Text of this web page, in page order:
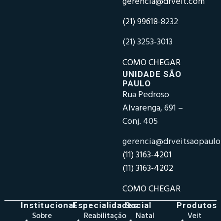
(21) 99618-8232
(21) 3253-3013
COMO CHEGAR
UNIDADE SÃO
PAULO
Rua Pedroso
Alvarenga, 691 –
Conj. 405
(11) 3163-4201
(11) 3163-4202
COMO CHEGAR
Institucional
Sobre
Especialidades
Reabilitação
Social
Natal
Produtos
Veit